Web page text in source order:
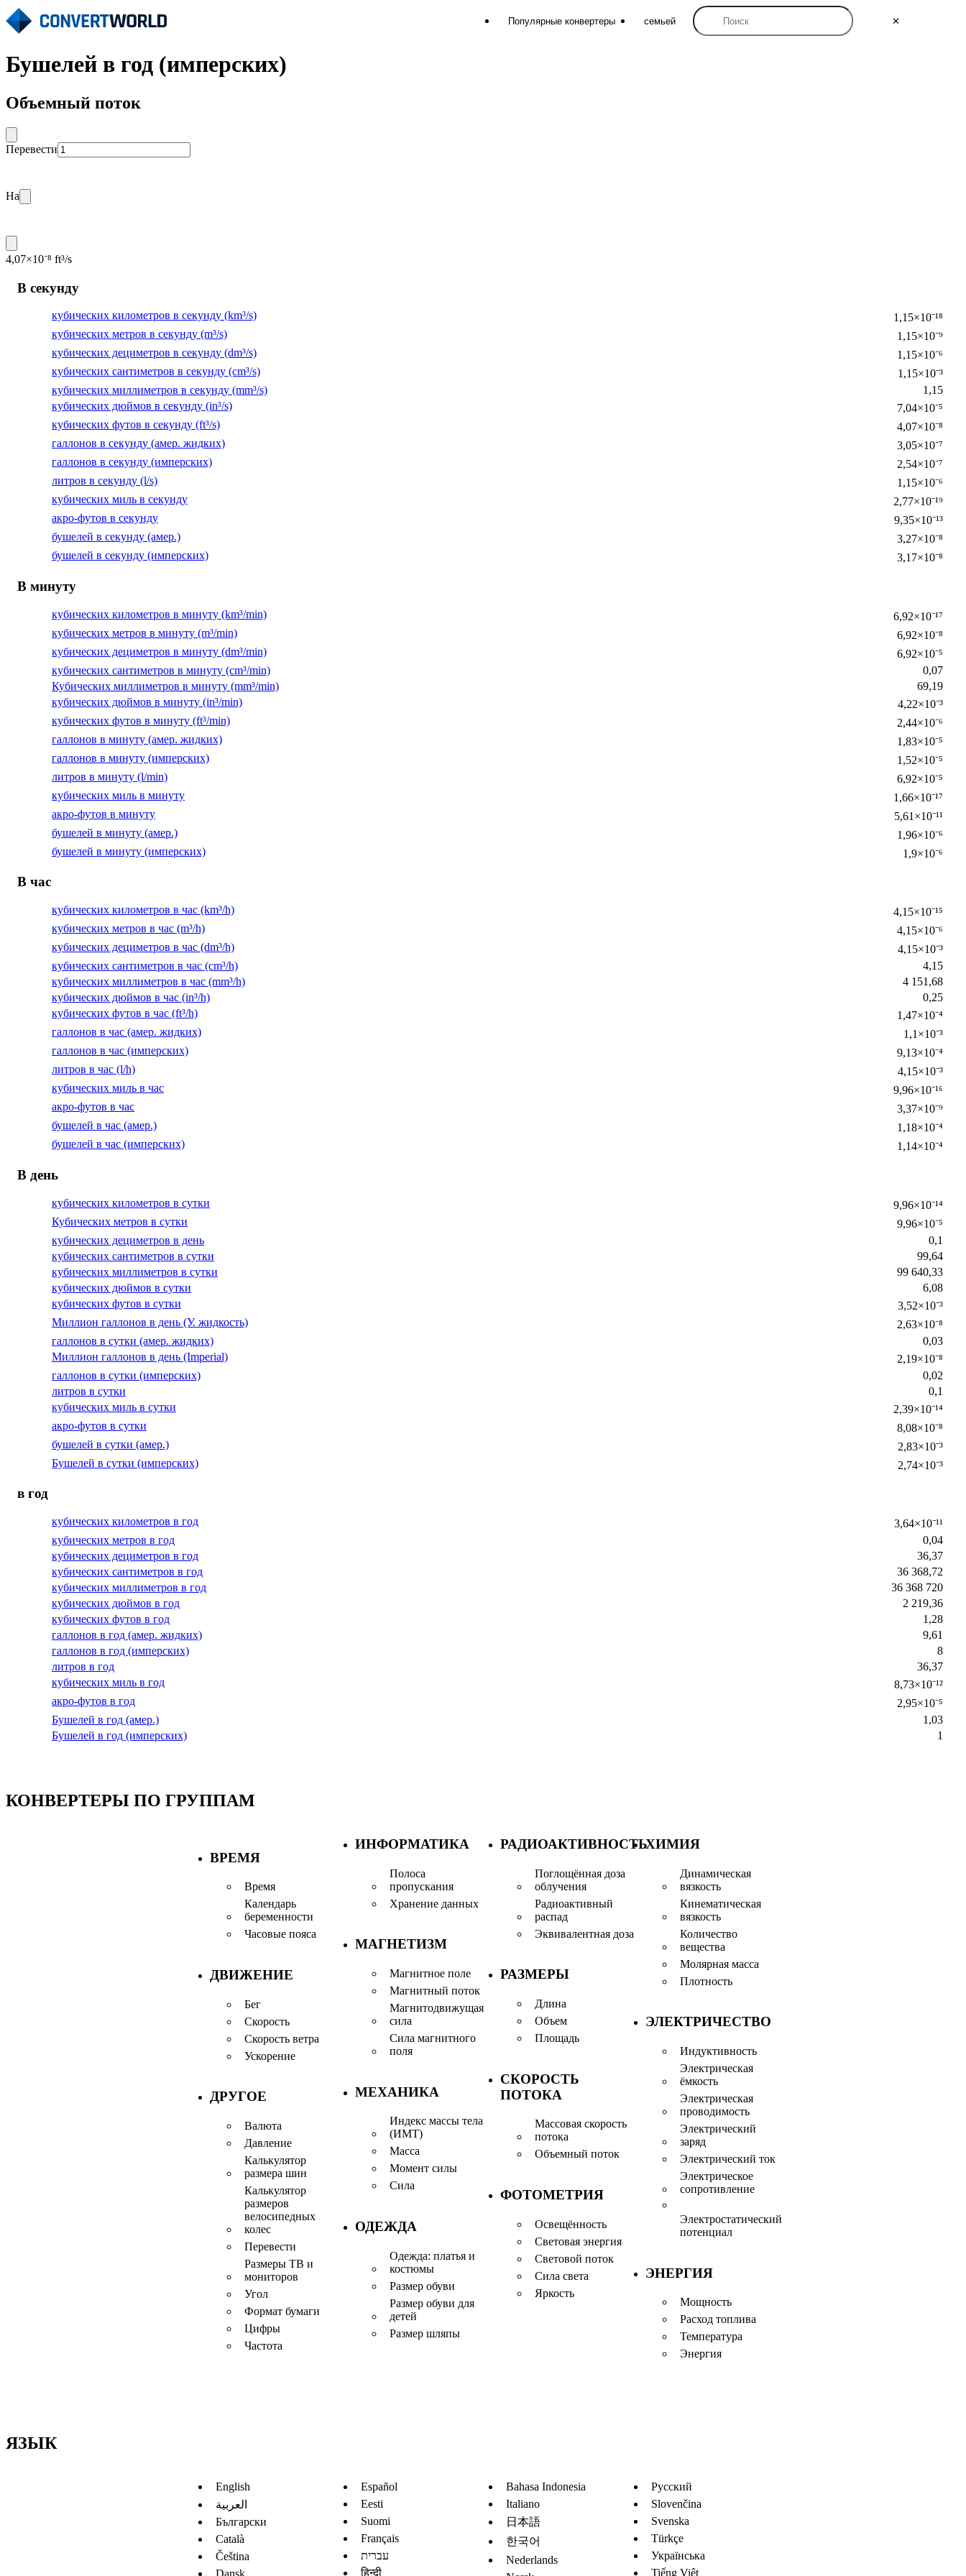
✕
Популярные конвертеры семьей
Бушелей в год (имперских)
Объемный поток
Перевести
На
4,07×10⁻⁸ ft³/s
В секунду
кубических километров в секунду (km³/s)
1,15×10⁻¹⁸
кубических метров в секунду (m³/s)
1,15×10⁻⁹
кубических дециметров в секунду (dm³/s)
1,15×10⁻⁶
кубических сантиметров в секунду (cm³/s)
1,15×10⁻³
кубических миллиметров в секунду (mm³/s)
1,15
кубических дюймов в секунду (in³/s)
7,04×10⁻⁵
кубических футов в секунду (ft³/s)
4,07×10⁻⁸
галлонов в секунду (амер. жидких)
3,05×10⁻⁷
галлонов в секунду (имперских)
2,54×10⁻⁷
литров в секунду (l/s)
1,15×10⁻⁶
кубических миль в секунду
2,77×10⁻¹⁹
акро-футов в секунду
9,35×10⁻¹³
бушелей в секунду (амер.)
3,27×10⁻⁸
бушелей в секунду (имперских)
3,17×10⁻⁸
В минуту
кубических километров в минуту (km³/min)
6,92×10⁻¹⁷
кубических метров в минуту (m³/min)
6,92×10⁻⁸
кубических дециметров в минуту (dm³/min)
6,92×10⁻⁵
кубических сантиметров в минуту (cm³/min)
0,07
Кубических миллиметров в минуту (mm³/min)
69,19
кубических дюймов в минуту (in³/min)
4,22×10⁻³
кубических футов в минуту (ft³/min)
2,44×10⁻⁶
галлонов в минуту (амер. жидких)
1,83×10⁻⁵
галлонов в минуту (имперских)
1,52×10⁻⁵
литров в минуту (l/min)
6,92×10⁻⁵
кубических миль в минуту
1,66×10⁻¹⁷
акро-футов в минуту
5,61×10⁻¹¹
бушелей в минуту (амер.)
1,96×10⁻⁶
бушелей в минуту (имперских)
1,9×10⁻⁶
В час
кубических километров в час (km³/h)
4,15×10⁻¹⁵
кубических метров в час (m³/h)
4,15×10⁻⁶
кубических дециметров в час (dm³/h)
4,15×10⁻³
кубических сантиметров в час (cm³/h)
4,15
кубических миллиметров в час (mm³/h)
4 151,68
кубических дюймов в час (in³/h)
0,25
кубических футов в час (ft³/h)
1,47×10⁻⁴
галлонов в час (амер. жидких)
1,1×10⁻³
галлонов в час (имперских)
9,13×10⁻⁴
литров в час (l/h)
4,15×10⁻³
кубических миль в час
9,96×10⁻¹⁶
акро-футов в час
3,37×10⁻⁹
бушелей в час (амер.)
1,18×10⁻⁴
бушелей в час (имперских)
1,14×10⁻⁴
В день
кубических километров в сутки
9,96×10⁻¹⁴
Кубических метров в сутки
9,96×10⁻⁵
кубических дециметров в день
0,1
кубических сантиметров в сутки
99,64
кубических миллиметров в сутки
99 640,33
кубических дюймов в сутки
6,08
кубических футов в сутки
3,52×10⁻³
Миллион галлонов в день (У. жидкость)
2,63×10⁻⁸
галлонов в сутки (амер. жидких)
0,03
Миллион галлонов в день (Imperial)
2,19×10⁻⁸
галлонов в сутки (имперских)
0,02
литров в сутки
0,1
кубических миль в сутки
2,39×10⁻¹⁴
акро-футов в сутки
8,08×10⁻⁸
бушелей в сутки (амер.)
2,83×10⁻³
Бушелей в сутки (имперских)
2,74×10⁻³
в год
кубических километров в год
3,64×10⁻¹¹
кубических метров в год
0,04
кубических дециметров в год
36,37
кубических сантиметров в год
36 368,72
кубических миллиметров в год
36 368 720
кубических дюймов в год
2 219,36
кубических футов в год
1,28
галлонов в год (амер. жидких)
9,61
галлонов в год (имперских)
8
литров в год
36,37
кубических миль в год
8,73×10⁻¹²
акро-футов в год
2,95×10⁻⁵
Бушелей в год (амер.)
1,03
Бушелей в год (имперских)
1
КОНВЕРТЕРЫ ПО ГРУППАМ
ВРЕМЯ
Время
Календарь
беременности
Часовые пояса
ДВИЖЕНИЕ
Бег
Скорость
Скорость ветра
Ускорение
ДРУГОЕ
Валюта
Давление
Калькулятор
размера шин
Калькулятор
размеров
велосипедных
колес
Перевести
Размеры ТВ и
мониторов
Угол
Формат бумаги
Цифры
Частота
ИНФОРМАТИКА
Полоса
пропускания
Хранение данных
МАГНЕТИЗМ
Магнитное поле
Магнитный поток
Магнитодвижущая
сила
Сила магнитного
поля
МЕХАНИКА
Индекс массы тела
(ИМТ)
Масса
Момент силы
Сила
ОДЕЖДА
Одежда: платья и
костюмы
Размер обуви
Размер обуви для
детей
Размер шляпы
РАДИОАКТИВНОСТЬ
Поглощённая доза
облучения
Радиоактивный
распад
Эквивалентная доза
РАЗМЕРЫ
Длина
Объем
Площадь
СКОРОСТЬ
ПОТОКА
Массовая скорость
потока
Объемный поток
ФОТОМЕТРИЯ
Освещённость
Световая энергия
Световой поток
Сила света
Яркость
ХИМИЯ
Динамическая
вязкость
Кинематическая
вязкость
Количество
вещества
Молярная масса
Плотность
ЭЛЕКТРИЧЕСТВО
Индуктивность
Электрическая
ёмкость
Электрическая
проводимость
Электрический
заряд
Электрический ток
Электрическое
сопротивление
Электростатический
потенциал
ЭНЕРГИЯ
Мощность
Расход топлива
Температура
Энергия
ЯЗЫК
English
العربية
Български
Català
Čeština
Español
Eesti
Suomi
Français
עברית
हिन्दी
Bahasa Indonesia
Italiano
日本語
한국어
Nederlands
Русский
Slovenčina
Svenska
Türkçe
Украïнська
Tiếng Việt